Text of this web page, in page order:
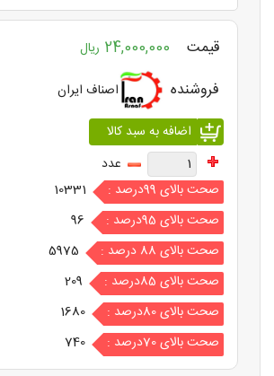
قیمت 24,000,000 ریال
فروشنده اصناف ایران
عدد
صحت بالای 99درصد :
10331
صحت بالای 95درصد :
96
صحت بالای 88 درصد :
5975
صحت بالای 85درصد :
209
صحت بالای 80درصد :
1680
صحت بالای 70درصد :
740